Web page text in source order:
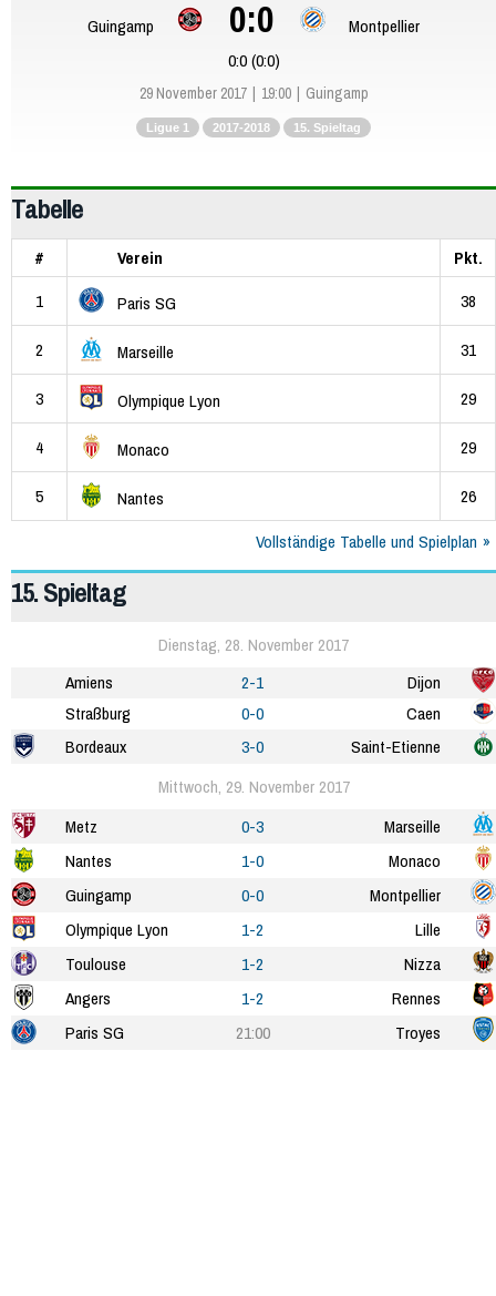
Guingamp 0:0
Montpellier
0:0 (0:0)
29 November 2017 19:00 Guingamp
Ligue 1 2017-2018 15. Spieltag
Tabelle
# Verein
Pkt.
1
Paris SG 38
2 Marseille 31
3 Olympique Lyon 29
4 Monaco 29
5 Nantes
26
Vollständige Tabelle und Spielplan
15. Spieltag
Dienstag, 28. November 2017
Amiens
2-1
Dijon
Straßburg
0-0
Caen
Bordeaux
3-0
Saint-Etienne
Mittwoch, 29. November 2017
Metz
0-3
Marseille
Nantes
1-0
Monaco
Guingamp
0-0
Montpellier
Olympique Lyon
1-2
Lille
Toulouse
1-2
Nizza
Angers
1-2
Rennes
Paris SG
21:00 Troyes